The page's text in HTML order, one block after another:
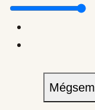
Mégsem